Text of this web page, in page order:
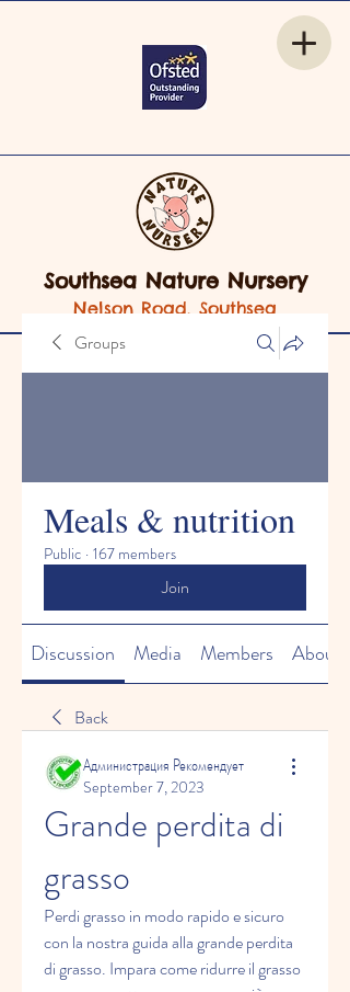
Southsea Nature Nursery
Nelson Road, Southsea
Groups
Meals & nutrition
Public · 167 members
Join
Discussion Media Members About
Back
Администрация Рекомендует
September 7, 2023
Grande perdita di
grasso
Perdi grasso in modo rapido e sicuro
con la nostra guida alla grande perdita
di grasso. Impara come ridurre il grasso